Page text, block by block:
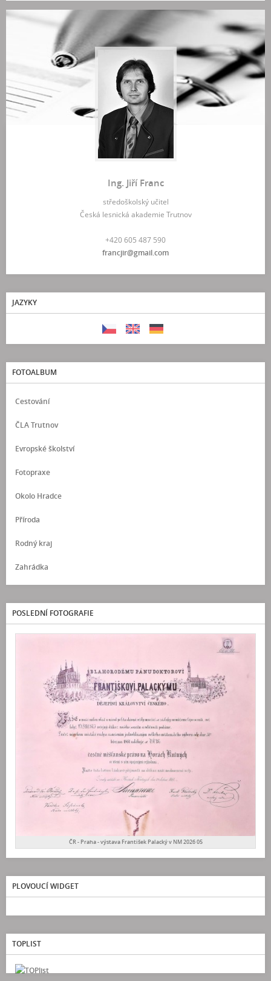
Ing. Jiří Franc
středoškolský učitel
Česká lesnická akademie Trutnov
+420 605 487 590
francjir@gmail.com
JAZYKY
FOTOALBUM
Cestování
ČLA Trutnov
Evropské školství
Fotopraxe
Okolo Hradce
Příroda
Rodný kraj
Zahrádka
POSLEDNÍ FOTOGRAFIE
ČR - Praha - výstava František Palacký v NM 2026 05
PLOVOUCÍ WIDGET
TOPLIST